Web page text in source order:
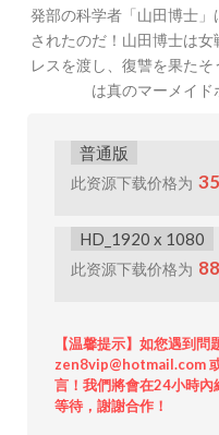
発部の科学者「山田博士
されたのだ！山田博士は
レスを渡し、復讐を果た
は真のマーメイド
普通版
此资源下载价格为 35
HD_1920 x 1080
此资源下载价格为 88
【温馨提示】如您遇到問
zen8vip@hotmail.com
言！我們將會在24小時內
等待，謝謝合作！